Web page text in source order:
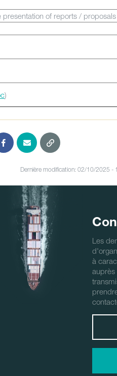
presentation of reports / proposals
)
Dernière modification: 02/10/2025 -
Les
à
auprès